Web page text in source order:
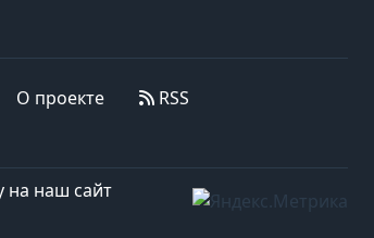
О проекте RSS
на наш сайт